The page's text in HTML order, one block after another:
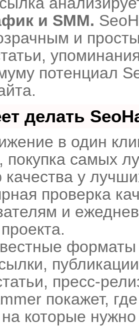
и SMM.
и
потенциал
делать
в один
покупка самых
качества у
проверка
и
форматы
пресс-
покажет,
которые